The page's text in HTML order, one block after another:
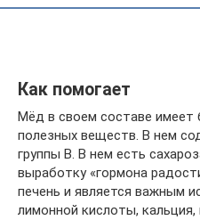
Как помогает
Мёд в своем составе имеет
полезных веществ. В нем
группы B. В нем есть
выработку «гормона
печень и является важным
лимонной кислоты, кальция,